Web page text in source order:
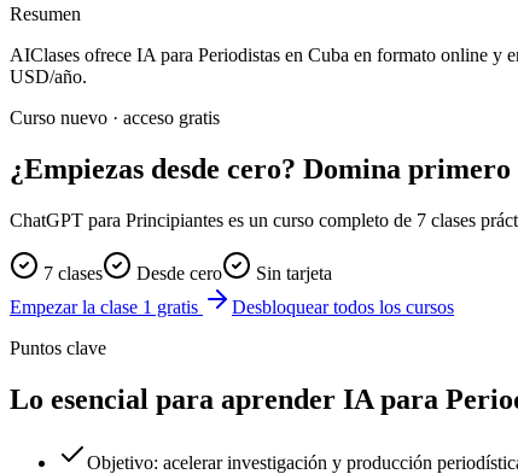
Resumen
AIClases ofrece IA para Periodistas en Cuba en formato online y
USD/año.
Curso nuevo · acceso gratis
¿Empiezas desde cero? Domina
ChatGPT para Principiantes es un curso completo de 7 clases
7 clases Desde cero
Sin tarjeta
Empezar la clase 1 gratis
Desbloquear todos los cursos
Puntos clave
Lo esencial para aprender IA para
Objetivo: acelerar investigación y producción